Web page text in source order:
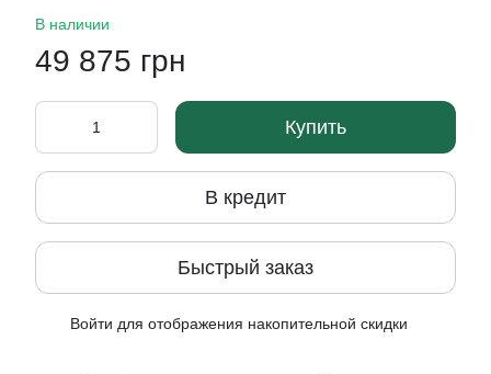
В наличии
49 875 грн
Купить
В кредит
Быстрый заказ
Войти для отображения накопительной скидки